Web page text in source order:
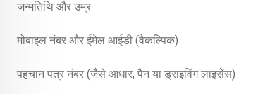
जन्मतिथि और उम्र
मोबाइल नंबर और ईमेल आईडी (वैकल्पिक)
पहचान पत्र नंबर (जैसे आधार, पैन या ड्राइविंग लाइसेंस)